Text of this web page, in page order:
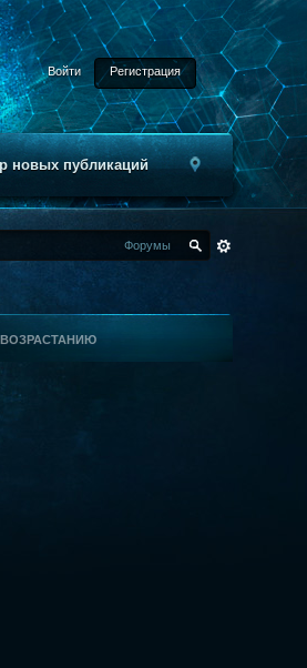
Войти Регистрация
новых публикаций
Форумы